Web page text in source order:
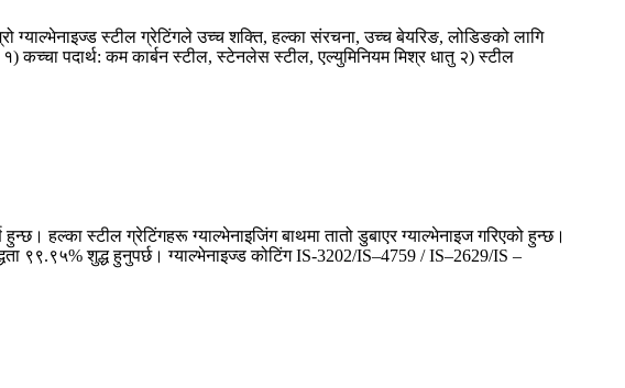
ग्याल्भेनाइज्ड स्टील ग्रेटिंगले उच्च शक्ति, हल्का संरचना, उच्च बेयरिङ, लोडिङको लागि
कच्चा पदार्थ: कम कार्बन स्टील, स्टेनलेस स्टील, एल्युमिनियम मिश्र धातु २) स्टील
हल्का स्टील ग्रेटिंगहरू ग्याल्भेनाइजिंग बाथमा तातो डुबाएर ग्याल्भेनाइज गरिएको हुन्छ।
९९.९५% शुद्ध हुनुपर्छ। ग्याल्भेनाइज्ड कोटिंग IS-3202/IS–4759 / IS–2629/IS –